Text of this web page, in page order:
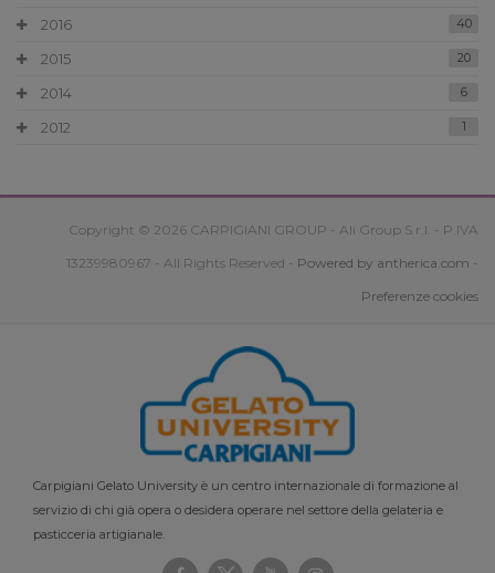
2016 40
2015 20
2014 6
2012 1
Copyright © 2026 CARPIGIANI GROUP - Ali Group S.r.l. - P.IVA
13239980967 - All Rights Reserved - Powered by antherica.com -
Preferenze cookies
Carpigiani Gelato University è un centro internazionale di formazione al
servizio di chi già opera o desidera operare nel settore della gelateria e
pasticceria artigianale.